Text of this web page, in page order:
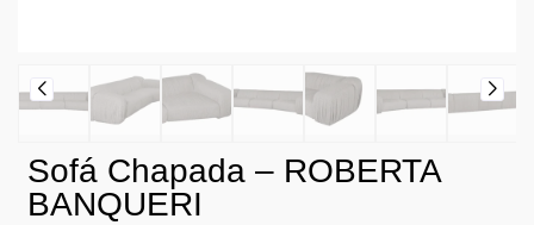
Sofá Chapada – ROBERTA
BANQUERI